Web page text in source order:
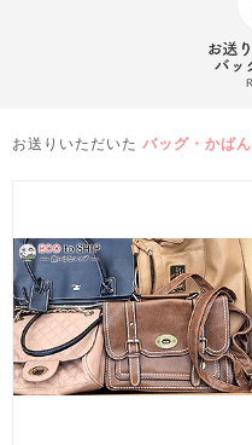
お送りいただいた バッグ・かばん